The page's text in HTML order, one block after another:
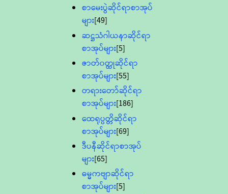
စာမေးပွဲဆိုင်ရာစာအုပ်
များ[49]
ဆဋ္ဌသံဂါယနာဆိုင်ရာ
စာအုပ်များ[5]
ဇာတ်၀တ္ထုဆိုင်ရာ
စာအုပ်များ[55]
တရားတော်ဆိုင်ရာ
စာအုပ်များ[186]
ထေရုပ္ပတ္တိဆိုင်ရာ
စာအုပ်များ[69]
ဒီပနီဆိုင်ရာစာအုပ်
များ[65]
ဓမ္မကဗျာဆိုင်ရာ
စာအုပ်များ[5]